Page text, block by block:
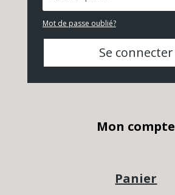
Mot de passe oublié?
Se connecter
Mon compte
Panier